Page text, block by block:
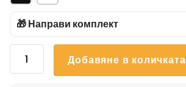
🎁 Направи комплект
количество
Добавяне в количката